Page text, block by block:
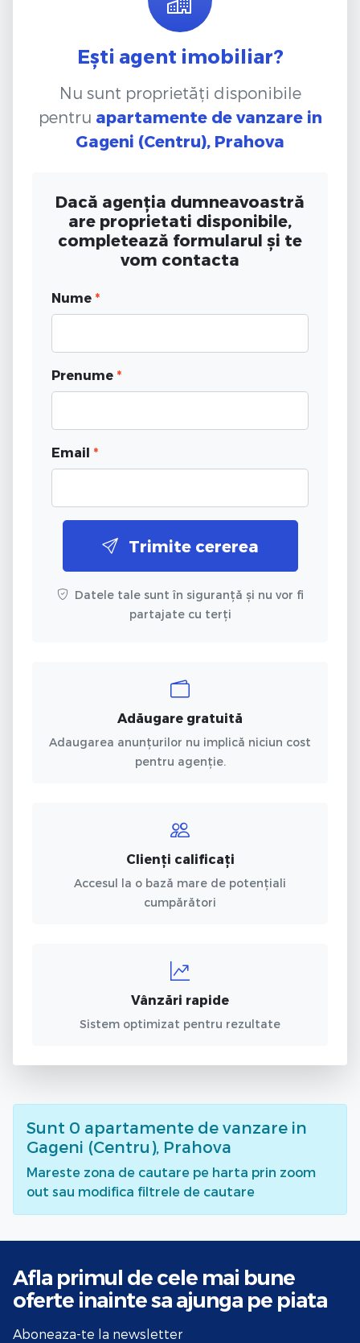
Ești agent imobiliar?
Nu sunt proprietăți disponibile
pentru apartamente de vanzare in
Gageni (Centru), Prahova
Dacă agenția dumneavoastră
are proprietati disponibile,
completează formularul și te
vom contacta
Nume *
Prenume *
Email *
Trimite cererea
Datele tale sunt în siguranță și nu vor fi
partajate cu terți
Adăugare gratuită
Adaugarea anunțurilor nu implică niciun cost
pentru agenție.
Clienți calificați
Accesul la o bază mare de potențiali
cumpărători
Vânzări rapide
Sistem optimizat pentru rezultate
Sunt 0 apartamente de vanzare in
Gageni (Centru), Prahova
Mareste zona de cautare pe harta prin zoom
out sau modifica filtrele de cautare
Afla primul de cele mai bune
oferte inainte sa ajunga pe piata
Aboneaza-te la newsletter